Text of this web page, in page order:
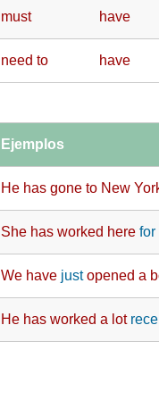
must have
need to have
Ejemplos
He has gone to New
She has worked here for
We have justopened a
He has worked a lot